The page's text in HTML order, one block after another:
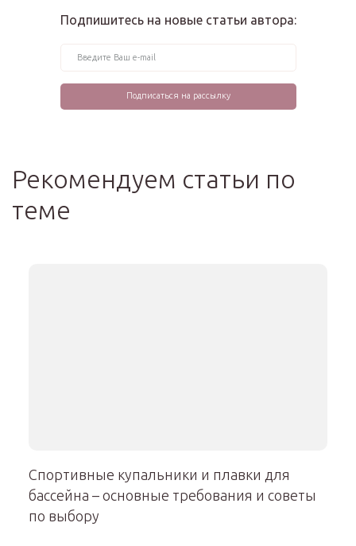
Подпишитесь на новые статьи автора:
Рекомендуем статьи по
теме
Спортивные купальники и плавки для
бассейна – основные требования и советы
по выбору